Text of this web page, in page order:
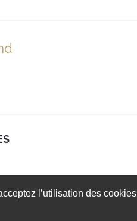
l’utilisation des cookies